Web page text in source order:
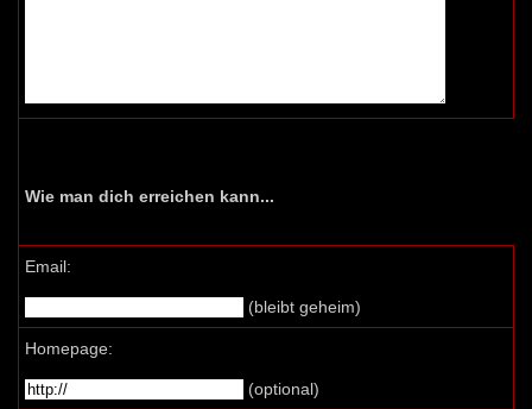
Wie man dich erreichen kann...
Email:
(bleibt geheim)
Homepage:
(optional)